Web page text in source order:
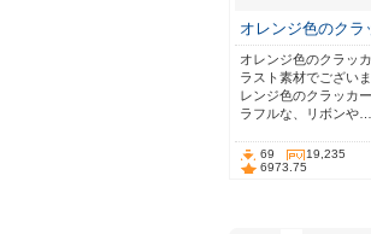
オレンジ色のク
オレンジ色のクラッ
ラスト素材でござい
レンジ色のクラッカ
ラフルな、リボンや…
69
19,235
6973.75